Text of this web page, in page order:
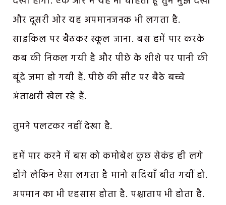
और दूसरी ओर यह अपमानजनक भी लगता है.
साइकिल पर बैठकर स्कूल जाना. बस हमें पार करके
कब की निकल गयी है और पीछे के शीशे पर पानी की
बूंदे जमा हो गयी हैं. पीछे की सीट पर बैठे बच्चे
अंताक्षरी खेल रहे हैं.
तुमने पलटकर नहीं देखा है.
हमें पार करने में बस को कमोबेश कुछ सेकंड ही लगे
होंगे लेकिन ऐसा लगता है मानो सदियाँ बीत गयीं हो.
अपमान का भी एहसास होता है. पश्चाताप भी होता है.